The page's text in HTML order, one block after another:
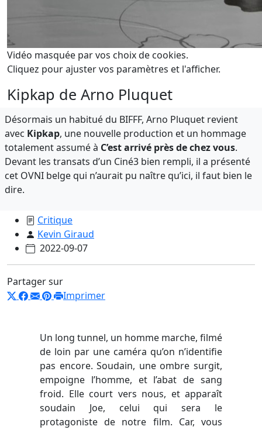
Vidéo masquée par vos choix de cookies.
Cliquez pour ajuster vos paramètres et l'afficher.
Kipkap de Arno Pluquet
Désormais un habitué du BIFFF, Arno Pluquet revient
avec Kipkap, une nouvelle production et un hommage
totalement assumé à C’est arrivé près de chez vous.
Devant les transats d’un Ciné3 bien rempli, il a présenté
cet OVNI belge qui n’aurait pu naître qu’ici, il faut bien le
dire.
Critique
Kevin Giraud
2022-09-07
Partager sur
Imprimer
Un long tunnel, un homme marche, filmé
de loin par une caméra qu’on n’identifie
pas encore. Soudain, une ombre surgit,
empoigne l’homme, et l’abat de sang
froid. Elle court vers nous, et apparaît
soudain Joe, celui qui sera le
protagoniste de notre film. Car, vous